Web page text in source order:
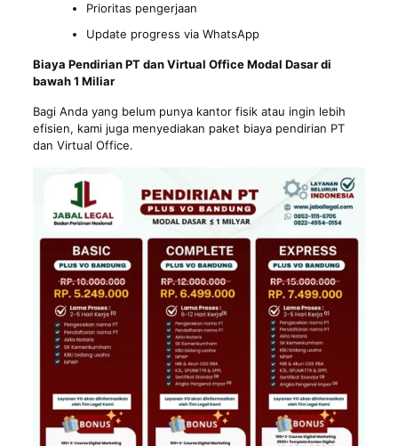
Prioritas pengerjaan
Update progress via WhatsApp
Biaya Pendirian PT dan Virtual Office Modal Dasar di
bawah 1 Miliar
Bagi Anda yang belum punya kantor fisik atau ingin lebih
efisien, kami juga menyediakan paket biaya pendirian PT
dan Virtual Office.